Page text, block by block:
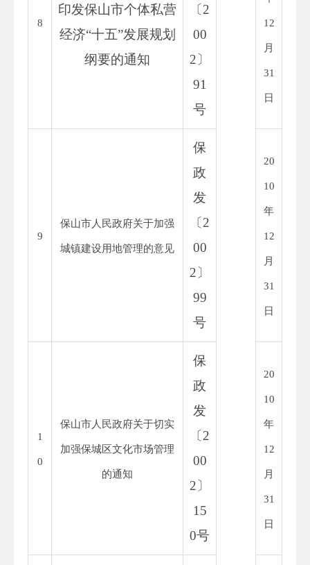
8
印发保山市个体私营
经济“十五”发展规划
纲要的通知
〔 2
00
2 〕
91
号
12
月
31
日
9
保山市人民政府关于加强
城镇建设用地管理的意见
保
政
发
〔 2
00
2 〕
99
号
20
10
年
12
月
31
日
1
0
保山市人民政府关于切实
加强保城区文化市场管理
的通知
保
政
发
〔 2
00
2 〕
15
0号
20
10
年
12
月
31
日